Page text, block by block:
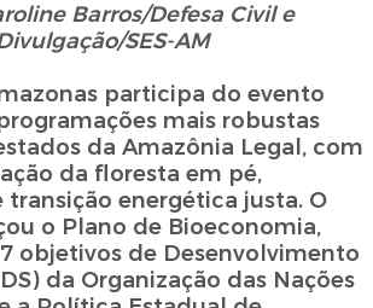
Barros/Defesa Civil e
SES-AM
participa do evento
mais robustas
da Amazônia Legal, com
da floresta em pé,
transição energética justa. O
o Plano de Bioeconomia,
objetivos de Desenvolvimento
da Organização das Nações